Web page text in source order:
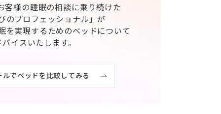
客様の睡眠の相談に乗り続けた
のプロフェッショナル」が
を実現するためのベッドについて
イスいたします。
でベッドを比較してみる